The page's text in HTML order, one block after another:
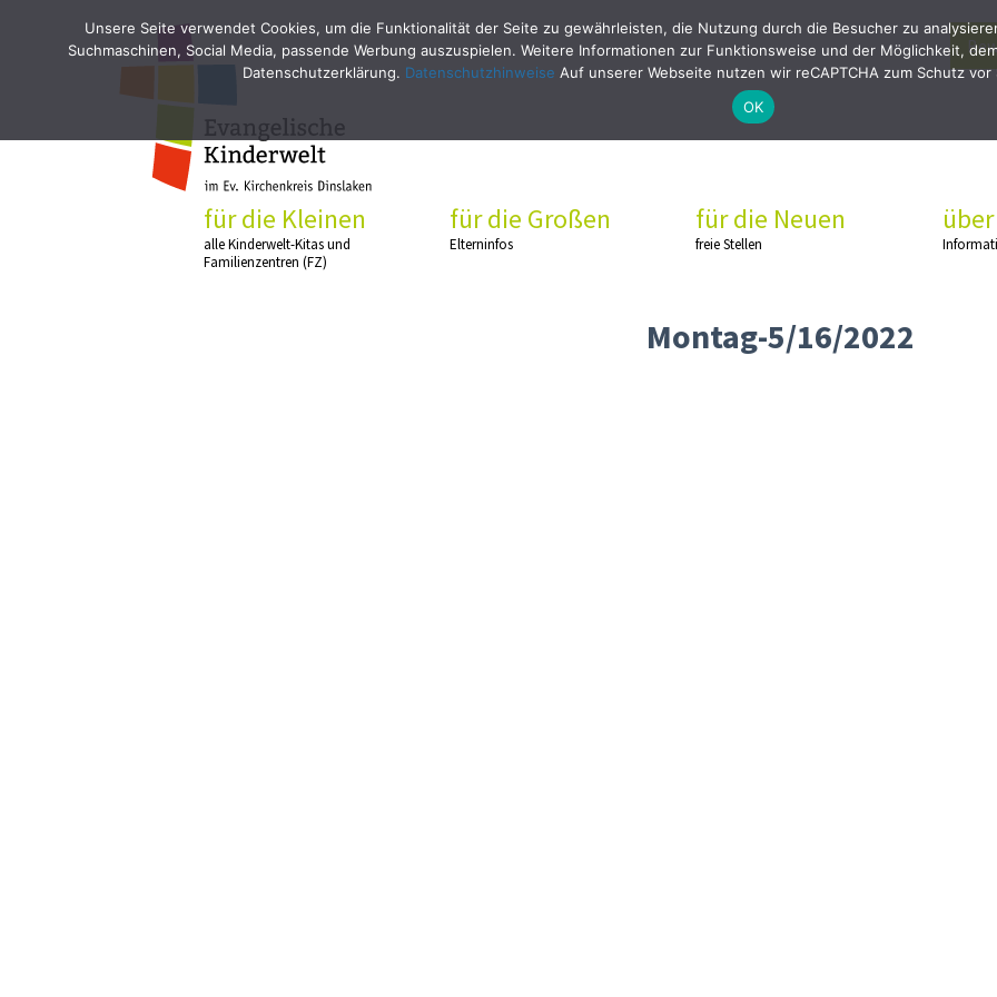
für die Kleinen
alle Kinderwelt-Kitas und
Familienzentren (FZ)
für die Großen
Elterninfos
für die Neuen
freie Stellen
Montag-5/16/2022
Unsere Seite verwendet Cookies, um die Funktionalität der Seite zu gewährleisten, die Nutzung durch die Besucher zu
Suchmaschinen, Social Media, passende Werbung auszuspielen. Weitere Informationen zur Funktionsweise und der Möglichkeit,
Datenschutzerklärung. Datenschutzhinweise Auf unserer Webseite nutzen wir reCAPTCHA zum Schutz
OK